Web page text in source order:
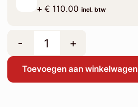
+ € 110.00 incl. btw
- +
Toevoegen aan winkelwagen